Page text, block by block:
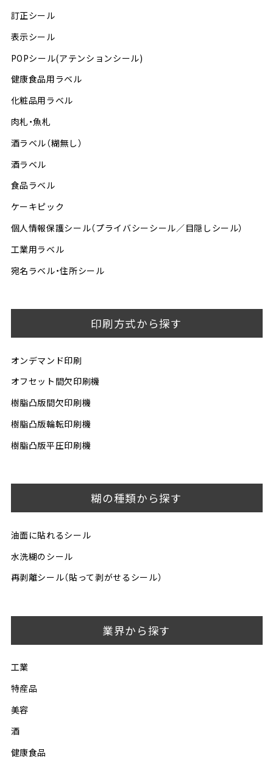
訂正シール
表示シール
POPシール(アテンションシール)
健康食品用ラベル
化粧品用ラベル
肉札・魚札
酒ラベル（糊無し）
酒ラベル
食品ラベル
ケーキピック
個人情報保護シール（プライバシーシール／目隠しシール）
工業用ラベル
宛名ラベル・住所シール
印刷方式から探す
オンデマンド印刷
オフセット間欠印刷機
樹脂凸版間欠印刷機
樹脂凸版輪転印刷機
樹脂凸版平圧印刷機
糊の種類から探す
油面に貼れるシール
水洗糊のシール
再剥離シール（貼って剥がせるシール）
業界から探す
工業
特産品
美容
酒
健康食品